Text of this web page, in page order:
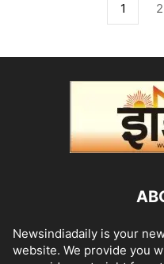
1 2
Newsindiadaily is your
website. We provide you